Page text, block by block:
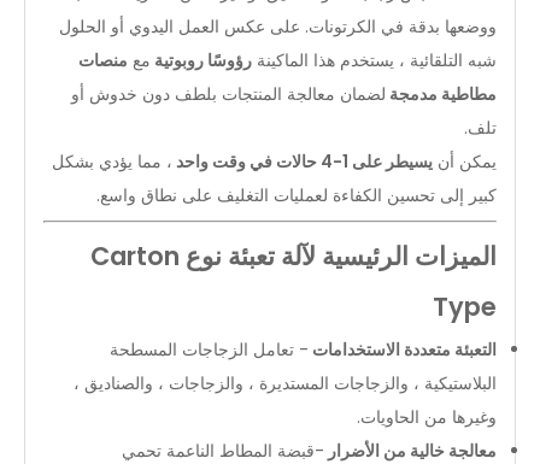
ووضعها بدقة في الكرتونات. على عكس العمل اليدوي أو الحلول
شبه التلقائية ، يستخدم هذا الماكينة رؤوسًا روبوتية مع منصات
مطاطية مدمجة لضمان معالجة المنتجات بلطف دون خدوش أو
تلف.
يمكن أن يسيطر على 1-4 حالات في وقت واحد
، مما يؤدي بشكل
كبير إلى تحسين الكفاءة لعمليات التغليف على نطاق واسع.
الميزات الرئيسية لآلة تعبئة نوع Carton
Type
التعبئة متعددة الاستخدامات - تعامل الزجاجات المسطحة
البلاستيكية ، والزجاجات المستديرة ، والزجاجات ، والصناديق ،
وغيرها من الحاويات.
معالجة خالية من الأضرار -قبضة المطاط الناعمة تحمي